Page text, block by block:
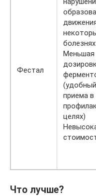
Фестал
Меньшая
приема в
целях)
Что лучше?